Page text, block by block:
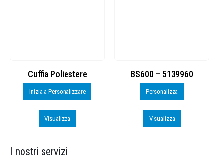
Cuffia Poliestere
Inizia a Personalizzare
Visualizza
BS600 – 5139960
Personalizza
Visualizza
I nostri servizi